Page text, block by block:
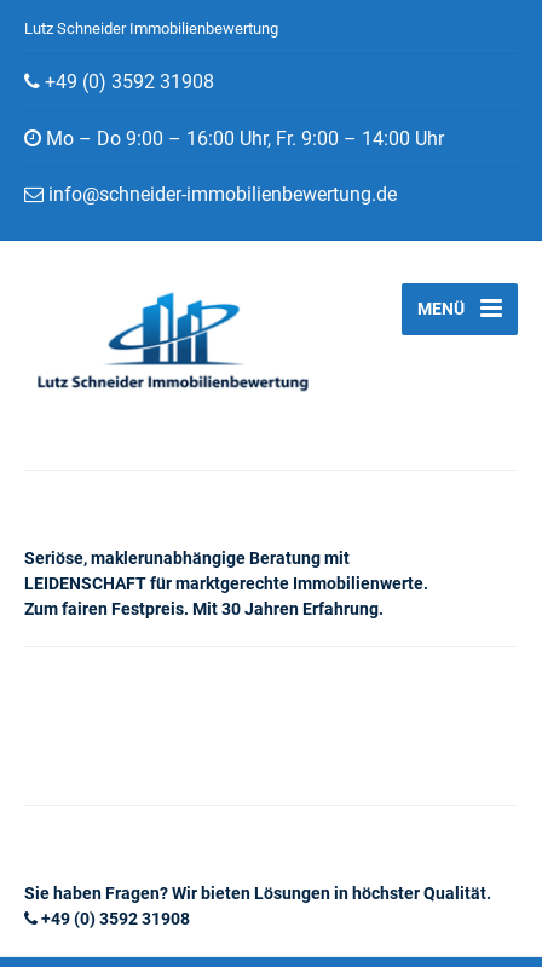
Lutz Schneider Immobilienbewertung
+49 (0) 3592 31908
Mo – Do 9:00 – 16:00 Uhr, Fr. 9:00 – 14:00 Uhr
info@schneider-immobilienbewertung.de
Seriöse, maklerunabhängige Beratung mit
LEIDENSCHAFT für marktgerechte Immobilienwerte.
Zum fairen Festpreis. Mit 30 Jahren Erfahrung.
MENÜ
Sie haben Fragen? Wir bieten Lösungen in höchster Qualität.
+49 (0) 3592 31908